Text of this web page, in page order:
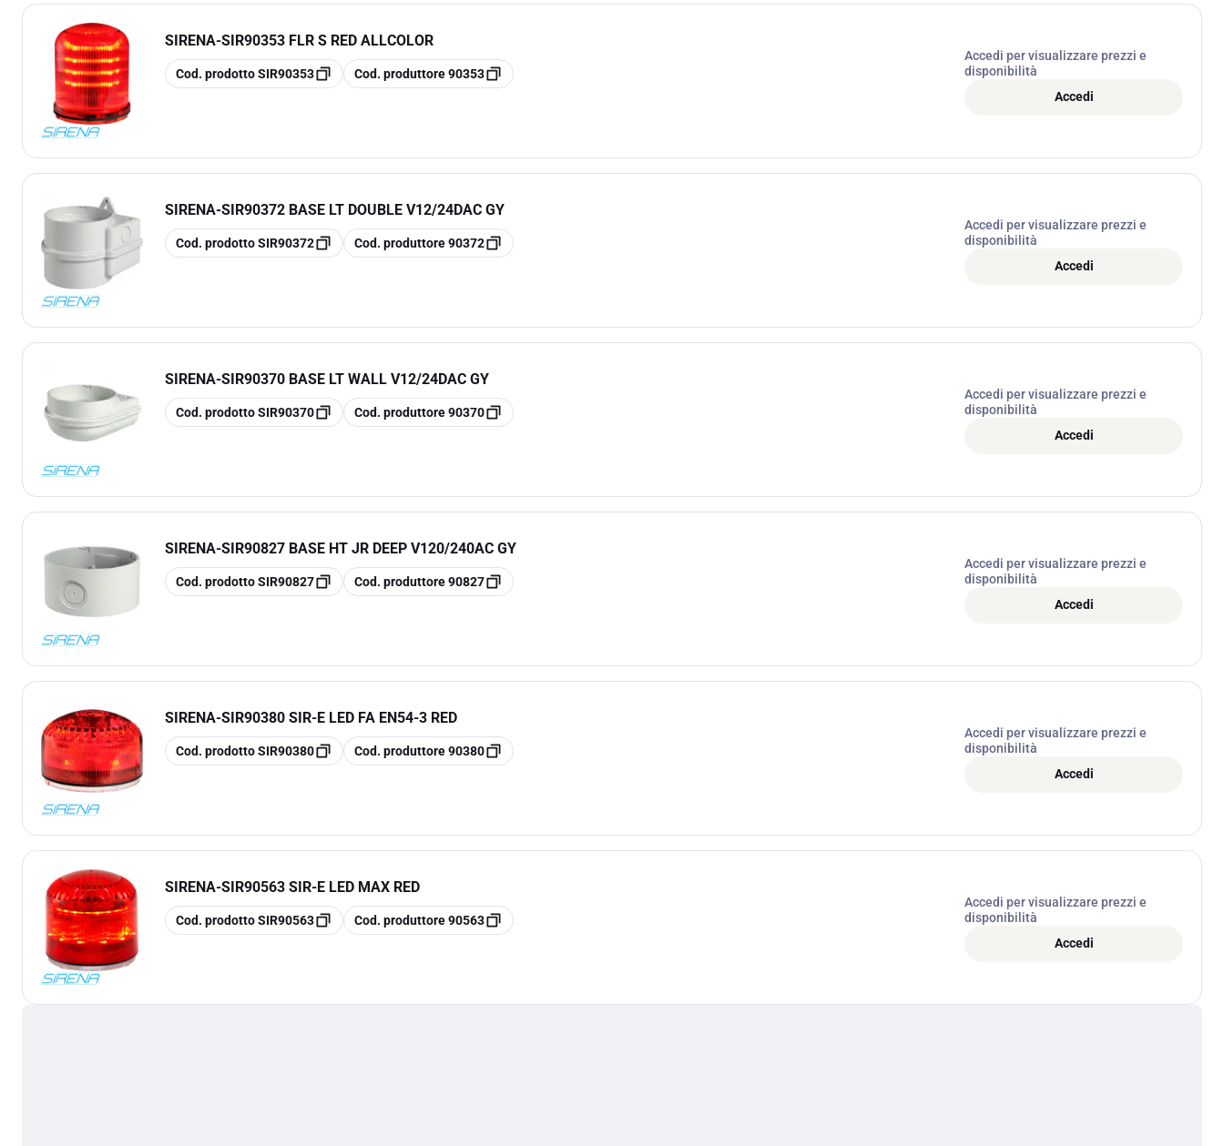
SIRENA-SIR90353 FLR S RED ALLCOLOR
copia
Cod. prodottoSIR90353 copia
Cod. produttore90353
Accedi per visualizzare prezzi e
disponibilità
Accedi
SIRENA-SIR90372 BASE LT DOUBLE V12/24DAC GY
copia
Cod. prodottoSIR90372 copia
Cod. produttore90372
Accedi per visualizzare prezzi e
disponibilità
Accedi
SIRENA-SIR90370 BASE LT WALL V12/24DAC GY
copia
Cod. prodottoSIR90370 copia
Cod. produttore90370
Accedi per visualizzare prezzi e
disponibilità
Accedi
SIRENA-SIR90827 BASE HT JR DEEP V120/240AC GY
copia
Cod. prodottoSIR90827 copia
Cod. produttore90827
Accedi per visualizzare prezzi e
disponibilità
Accedi
SIRENA-SIR90380 SIR-E LED FA EN54-3 RED
copia
Cod. prodottoSIR90380 copia
Cod. produttore90380
Accedi per visualizzare prezzi e
disponibilità
Accedi
SIRENA-SIR90563 SIR-E LED MAX RED
copia
Cod. prodottoSIR90563 copia
Cod. produttore90563
Accedi per visualizzare prezzi e
disponibilità
Accedi